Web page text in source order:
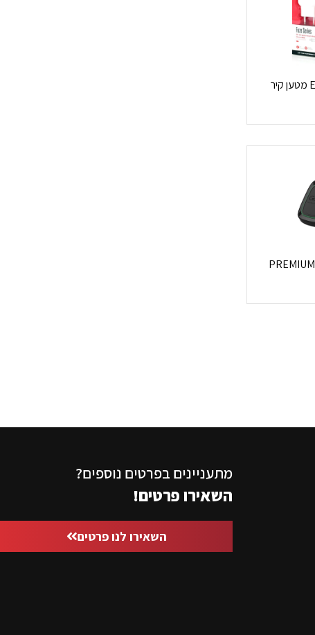
Energy Fuze Home Charger מטען קיר
מעמד מגנטי לכניסת הדיסקים PREMIUM
מתעניינים בפרטים נוספים?
השאירו פרטים!
השאירו לנו פרטים